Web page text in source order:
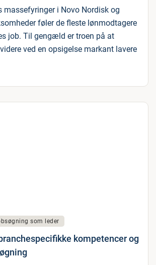
massefyringer i Novo Nordisk og
føler de fleste lønmodtagere
job. Til gengæld er troen på at
ved en opsigelse markant lavere
som leder
kompetencer og